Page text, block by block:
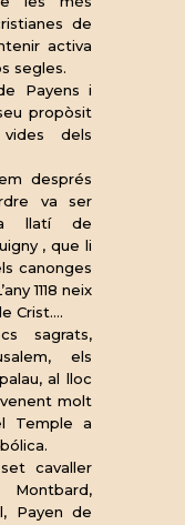
de
activa
segles.
Payens i
propòsit
dels
després
va ser
llatí de
, que li
canonges
1118 neix
Crist….
sagrats,
els
al lloc
molt
Temple a
cavaller
Payen de